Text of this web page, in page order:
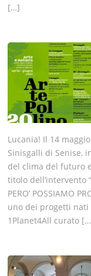
[…]
Lucania! Il 14
Sinisgalli di Senise,
del clima del futuro
titolo dell’intervento
PERO’ POSSIAMO
uno dei progetti nati
1Planet4All curato